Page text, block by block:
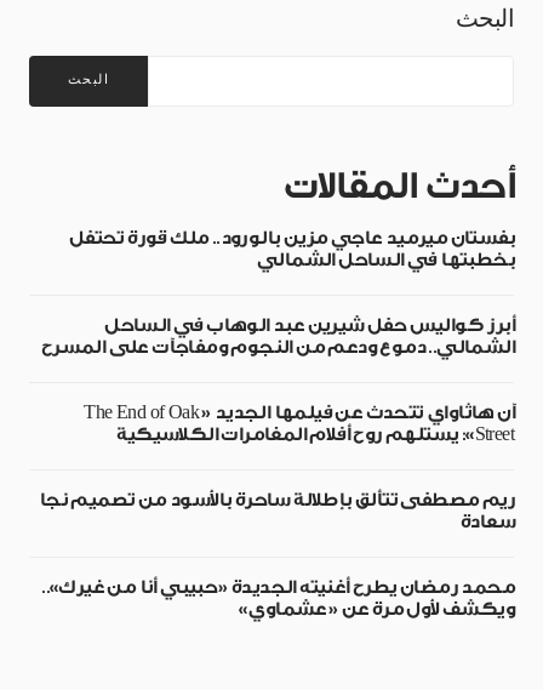
البحث
البحث
أحدث المقالات
بفستان ميرميد عاجي مزين بالورود.. ملك قورة تحتفل
بخطبتها في الساحل الشمالي
أبرز كواليس حفل شيرين عبد الوهاب في الساحل
الشمالي.. دموع ودعم من النجوم ومفاجآت على المسرح
آن هاثاواي تتحدث عن فيلمها الجديد «The End of Oak
Street»: يستلهم روح أفلام المغامرات الكلاسيكية
ريم مصطفى تتألق بإطلالة ساحرة بالأسود من تصميم نجا
سعادة
محمد رمضان يطرح أغنيته الجديدة «حبيبي أنا من غيرك»..
ويكشف لأول مرة عن «عشماوي»